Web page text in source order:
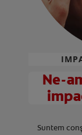
Ne-
Suntem